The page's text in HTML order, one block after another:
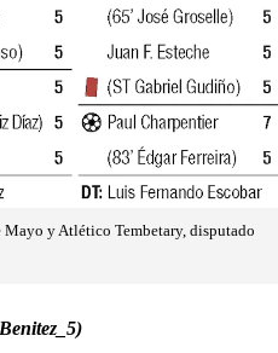
y Atlético Tembetary, disputado